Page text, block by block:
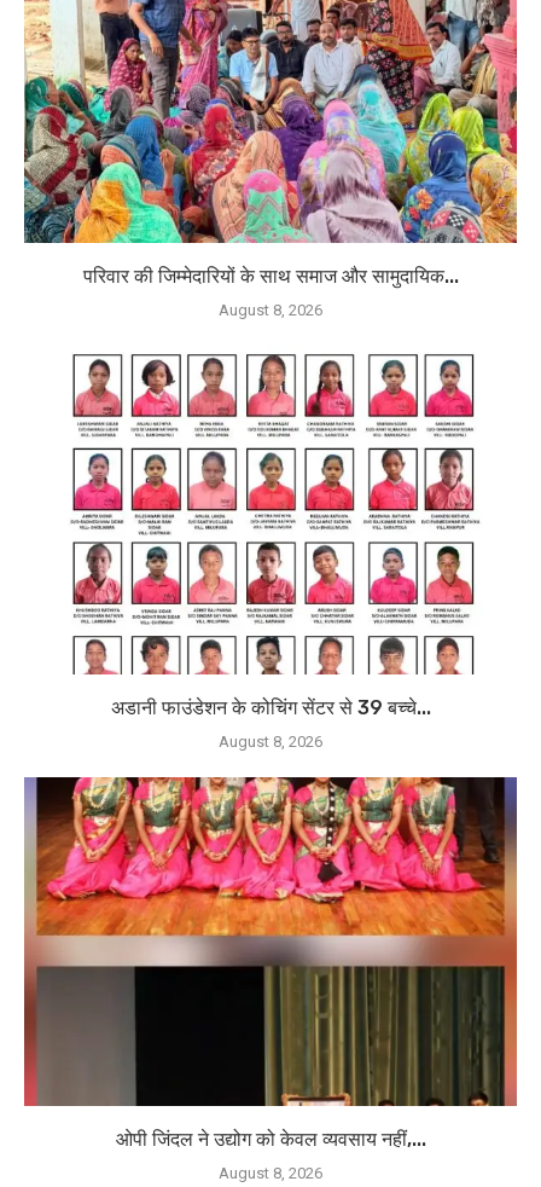
परिवार की जिम्मेदारियों के साथ समाज और सामुदायिक...
August 8, 2026
अडानी फाउंडेशन के कोचिंग सेंटर से 39 बच्चे...
August 8, 2026
ओपी जिंदल ने उद्योग को केवल व्यवसाय नहीं,...
August 8, 2026